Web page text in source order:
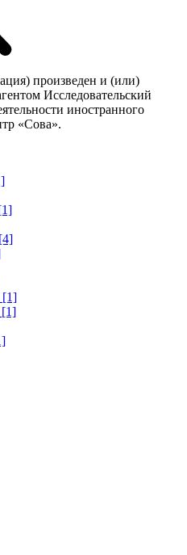
произведен и (или)
Исследовательский
иностранного
«Сова».
[1]
[1]